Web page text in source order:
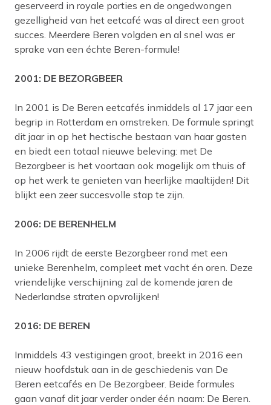
geserveerd in royale porties en de ongedwongen
gezelligheid van het eetcafé was al direct een groot
succes. Meerdere Beren volgden en al snel was er
sprake van een échte Beren-formule!
2001: DE BEZORGBEER
In 2001 is De Beren eetcafés inmiddels al 17 jaar een
begrip in Rotterdam en omstreken. De formule springt
dit jaar in op het hectische bestaan van haar gasten
en biedt een totaal nieuwe beleving: met De
Bezorgbeer is het voortaan ook mogelijk om thuis of
op het werk te genieten van heerlijke maaltijden! Dit
blijkt een zeer succesvolle stap te zijn.
2006: DE BERENHELM
In 2006 rijdt de eerste Bezorgbeer rond met een
unieke Berenhelm, compleet met vacht én oren. Deze
vriendelijke verschijning zal de komende jaren de
Nederlandse straten opvrolijken!
2016: DE BEREN
Inmiddels 43 vestigingen groot, breekt in 2016 een
nieuw hoofdstuk aan in de geschiedenis van De
Beren eetcafés en De Bezorgbeer. Beide formules
gaan vanaf dit jaar verder onder één naam: De Beren.